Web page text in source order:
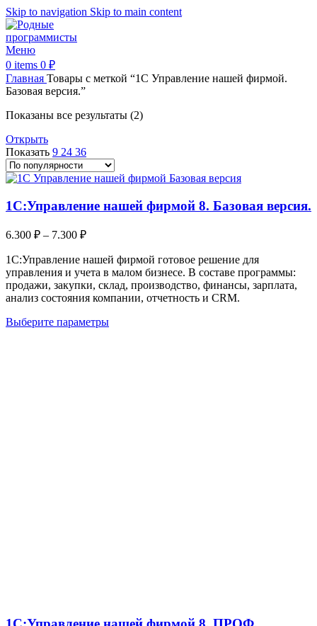
Skip to navigation Skip to main content
Меню
0 items 0 ₽
Главная Товары с меткой “1С Управление нашей фирмой.
Базовая версия.”
Показаны все результаты (2)Сортировка:
Открыть
Показать 9 24 36
1С:Управление нашей фирмой 8. Базовая версия.
6.300 ₽ – 7.300 ₽Диапазон
6.300 ₽
–
7.300 ₽
1С:Управление нашей фирмой готовое решение для
управления и учета в малом бизнесе. В составе программы:
продажи, закупки, склад, производство, финансы, зарплата,
анализ состояния компании, отчетность и CRM.
Выберите параметрыЭтот